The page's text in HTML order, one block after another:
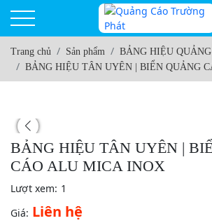
Trang chủ Sản phẩm
BẢNG HIỆU
BẢNG HIỆU TÂN UYÊN | BIỂN QUẢNG
BẢNG HIỆU TÂN UYÊN |
CÁO ALU MICA INOX
Lượt xem: 1
Giá: Liên hệ